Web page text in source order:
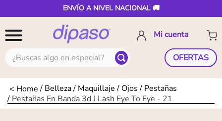
ENVÍO A NIVEL NACIONAL 🚚
¿Buscas algo en especial? OFERTAS
Belleza Maquillaje Ojos
Pestañas
Pestañas En Banda 3d J Lash Eye To Eye - 21